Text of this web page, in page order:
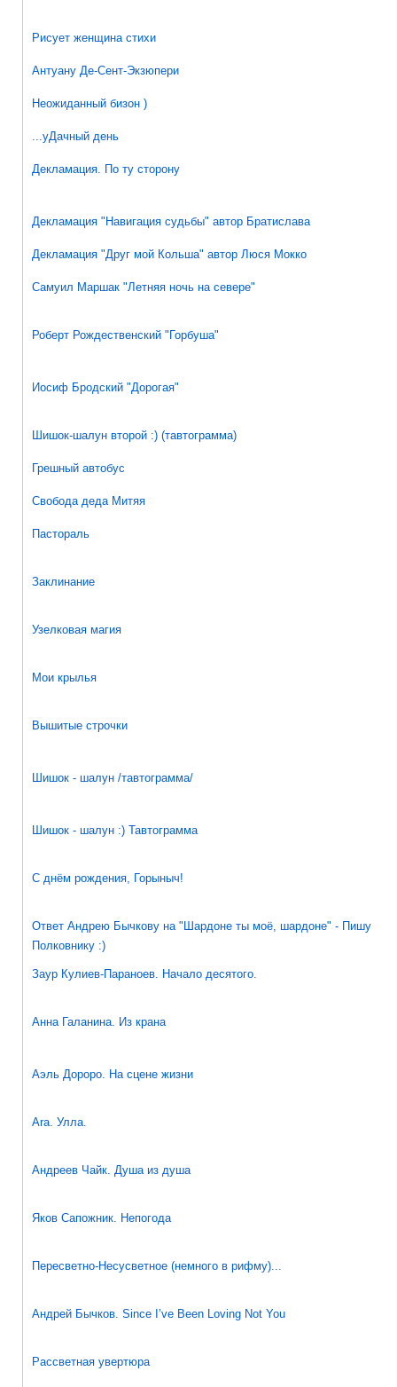
Рисует женщина стихи
Антуану Де-Сент-Экзюпери
Неожиданный бизон )
...уДачный день
Декламация. По ту сторону
Декламация "Навигация судьбы" автор Братислава
Декламация "Друг мой Кольша" автор Люся Мокко
Самуил Маршак "Летняя ночь на севере"
Роберт Рождественский "Горбуша"
Иосиф Бродский "Дорогая"
Шишок-шалун второй :) (тавтограмма)
Грешный автобус
Свобода деда Митяя
Пастораль
Заклинание
Узелковая магия
Мои крылья
Вышитые строчки
Шишок - шалун /тавтограмма/
Шишок - шалун :) Тавтограмма
С днём рождения, Горыныч!
Ответ Андрею Бычкову на "Шардоне ты моё, шардоне" - Пишу
Полковнику :)
Заур Кулиев-Параноев. Начало десятого.
Анна Галанина. Из крана
Аэль Дороро. На сцене жизни
Ara. Улла.
Андреев Чайк. Душа из душа
Яков Сапожник. Непогода
Пересветно-Несусветное (немного в рифму)...
Андрей Бычков. Since I’ve Been Loving Not You
Рассветная увертюра